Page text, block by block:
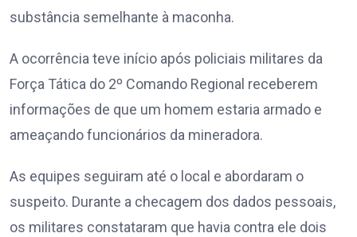
substância semelhante à maconha.
A ocorrência teve início após policiais militares da
Força Tática do 2º Comando Regional receberem
informações de que um homem estaria armado e
ameaçando funcionários da mineradora.
As equipes seguiram até o local e abordaram o
suspeito. Durante a checagem dos dados pessoais,
os militares constataram que havia contra ele dois